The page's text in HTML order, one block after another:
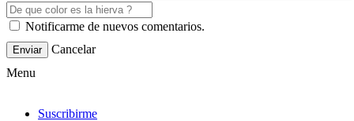
Notificarme de nuevos comentarios.
Enviar
Cancelar
Menu
Suscribirme